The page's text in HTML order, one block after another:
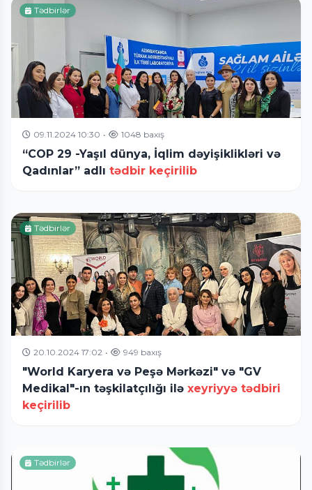
Tədbirlər
09.11.2024 10:30 • 1048 baxış
“COP 29 -Yaşıl dünya, İqlim dəyişiklikləri və
Qadınlar” adlı tədbir keçirilib
Tədbirlər
20.10.2024 17:02 • 949 baxış
"World Karyera və Peşə Mərkəzi" və "GV
Medikal"-ın təşkilatçılığı ilə xeyriyyə tədbiri
keçirilib
Tədbirlər